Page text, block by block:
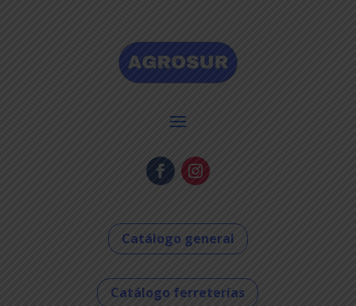
Catálogo general
Catálogo ferreterías